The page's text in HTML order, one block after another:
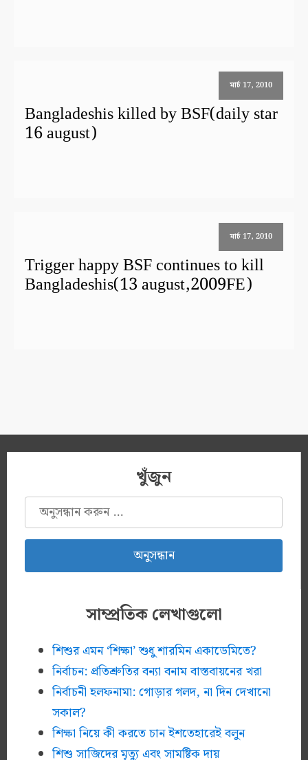
মার্চ 17, 2010
Bangladeshis killed by BSF(daily star
16 august)
মার্চ 17, 2010
Trigger happy BSF continues to kill
Bangladeshis(13 august,2009FE)
খুঁজুন
অনুসন্ধানঃ
সাম্প্রতিক লেখাগুলো
শিশুর এমন ‘শিক্ষা’ শুধু শারমিন একাডেমিতে?
নির্বাচন: প্রতিশ্রুতির বন্যা বনাম বাস্তবায়নের খরা
নির্বাচনী হলফনামা: গোড়ার গলদ, না দিন দেখানো
সকাল?
শিক্ষা নিয়ে কী করতে চান ইশতেহারেই বলুন
শিশু সাজিদের মৃত্যু এবং সামষ্টিক দায়